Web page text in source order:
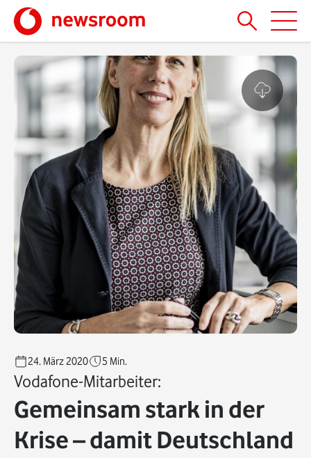
24. März 2020 5 Min.
Vodafone-Mitarbeiter:
Gemeinsam stark in der
Krise – damit Deutschland